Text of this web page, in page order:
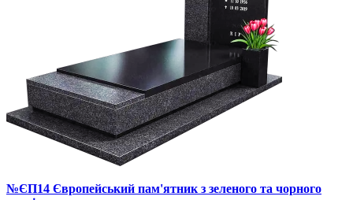
№ЄП14 Європейський пам'ятник з зеленого та чорного